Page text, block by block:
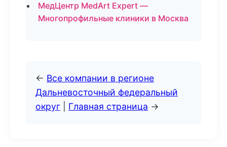
МедЦентр MedArt Expert —
Многопрофильные клиники в Москва
← Все компании в регионе
Дальневосточный федеральный
округ
Главная страница →